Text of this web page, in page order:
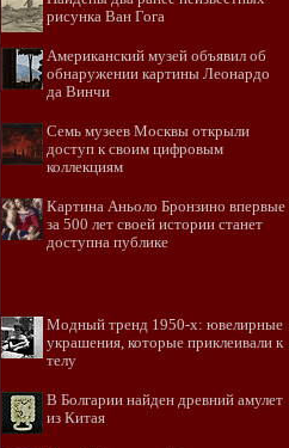
рисунка Ван Гога
Американский музей объявил об
обнаружении картины Леонардо
да Винчи
Семь музеев Москвы открыли
доступ к своим цифровым
коллекциям
Картина Аньоло Бронзино впервые
за 500 лет своей истории станет
доступна публике
Модный тренд 1950-х: ювелирные
украшения, которые приклеивали к
телу
В Болгарии найден древний амулет
из Китая